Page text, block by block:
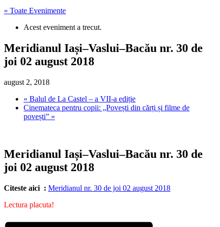
« Toate Evenimente
Acest eveniment a trecut.
Meridianul Iași–Vaslui–Bacău nr. 30 de
joi 02 august 2018
august 2, 2018
« Balul de La Castel – a VII-a ediție
Cinemateca pentru copii: „Povești din cărți și filme de
povești” »
Meridianul Iași–Vaslui–Bacău nr. 30 de
joi 02 august 2018
Citeste aici : Meridianul nr. 30 de joi 02 august 2018
Lectura placuta!